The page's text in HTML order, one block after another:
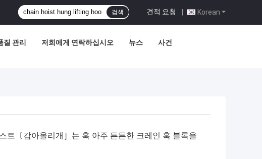
Korean
견적 요청 |
검색
질 관리 저희에게 연락하십시오 뉴스 사건
트〔감아올리개］는 훅 아주 튼튼한 크레인 훅 블록을